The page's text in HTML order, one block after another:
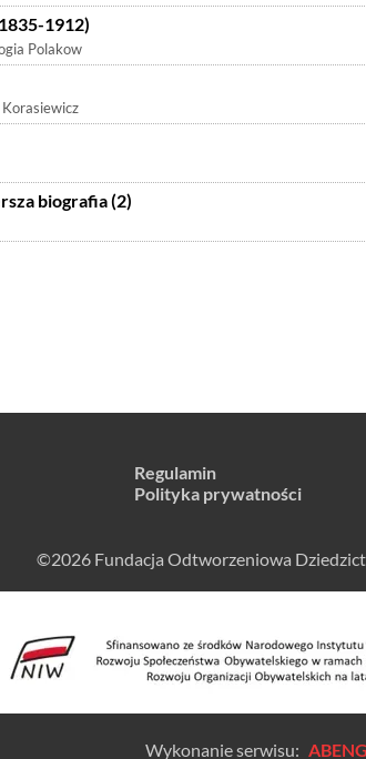
1912)
Polakow
biografia (2)
Regulamin
Polityka prywatności
©2026 Fundacja Odtworzeniowa
Wykonanie serwisu: